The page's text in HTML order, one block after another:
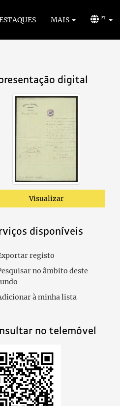
MAIS PT
digital
Visualizar
disponíveis
registo
no âmbito deste
à minha lista
no telemóvel